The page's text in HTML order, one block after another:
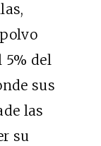
5% del
sus
las
su